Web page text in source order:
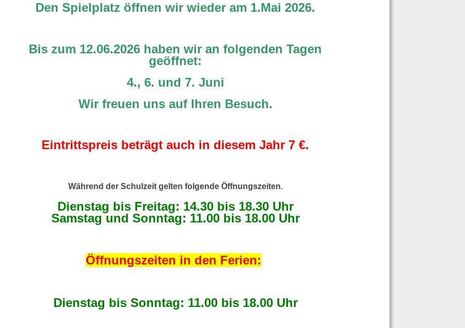
Den Spielplatz öffnen wir wieder am 1.Mai 2026.
Bis zum 12.06.2026 haben wir an folgenden Tagen
geöffnet:
4., 6. und 7. Juni
Wir freuen uns auf Ihren Besuch.
Eintrittspreis beträgt auch in diesem Jahr 7 €.
Während der Schulzeit gelten folgende Öffnungszeiten.
Dienstag bis Freitag: 14.30 bis 18.30 Uhr
Samstag und Sonntag: 11.00 bis 18.00 Uhr
Öffnungszeiten in den Ferien:
Dienstag bis Sonntag: 11.00 bis 18.00 Uhr